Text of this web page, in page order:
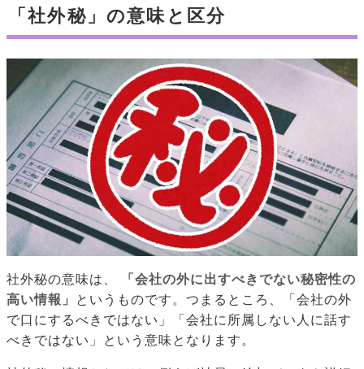
「社外秘」の意味と区分
社外秘の意味は、
「会社の外に出すべきでない秘密性の
高い情報」
というものです。つまるところ、「会社の外
で口にするべきではない」「会社に所属しない人に話す
べきではない」という意味となります。